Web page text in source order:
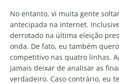
No entanto, vi muita gente
antecipada na internet.
derrotado na última eleição
onda. De fato, eu também
competitivo nas quatro linhas.
jamais deixar de analisar as
verdadeiro. Caso contrário, eu